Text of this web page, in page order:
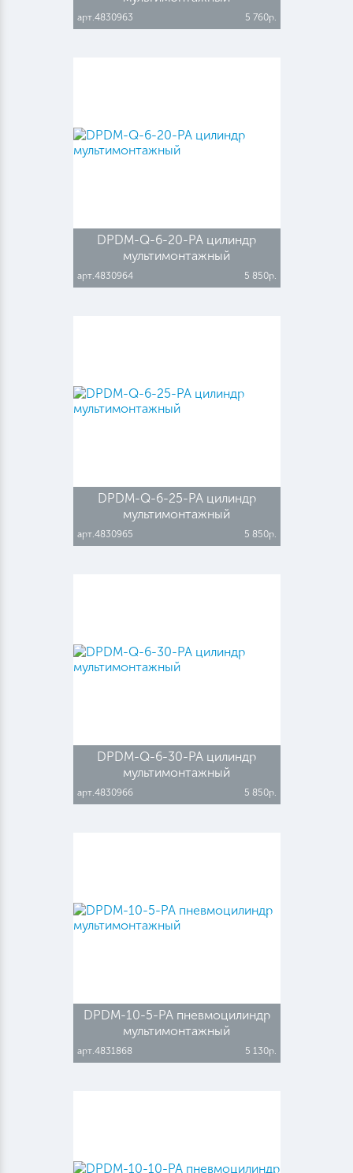
арт.4830963 5 760р.
DPDM-Q-6-20-PA цилиндр
мультимонтажный
арт.4830964 5 850р.
DPDM-Q-6-25-PA цилиндр
мультимонтажный
арт.4830965 5 850р.
DPDM-Q-6-30-PA цилиндр
мультимонтажный
арт.4830966 5 850р.
DPDM-10-5-PA пневмоцилиндр
мультимонтажный
арт.4831868 5 130р.